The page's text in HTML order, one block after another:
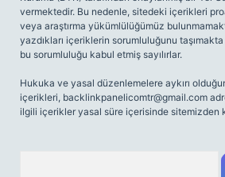
vermektedir. Bu nedenle, sitedeki içerikleri
veya araştırma yükümlülüğümüz
yazdıkları içeriklerin sorumluluğunu
bu sorumluluğu kabul etmiş sayılırlar.
Hukuka ve yasal düzenlemelere aykırı
içerikleri, backlinkpanelicomtr@gmail.com
ilgili içerikler yasal süre içerisinde sitemizden